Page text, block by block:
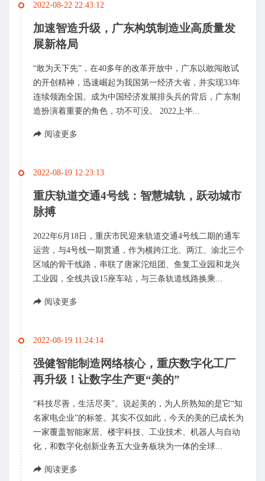
2022-08-22 22:43:12
加速智造升级，广东构筑制造业高质量发
展新格局
“敢为天下先”，在40多年的改革开放中，广东以敢闯敢试
的开创精神，迅速崛起为我国第一经济大省，并实现33年
连续领跑全国。成为中国经济发展排头兵的背后，广东制
造扮演着重要的角色，功不可没。 2022上半...
阅读更多
2022-08-19 12:23:13
重庆轨道交通4号线：智慧城轨，跃动城市
脉搏
2022年6月18日，重庆市民迎来轨道交通4号线二期的通车
运营，与4号线一期贯通，作为横跨江北、两江、渝北三个
区域的骨干线路，串联了唐家沱组团、鱼复工业园和龙兴
工业园，全线共设15座车站，与三条轨道线路换乘...
阅读更多
2022-08-19 11:24:14
强健智能制造网络核心，重庆数字化工厂
再升级！让数字生产更“美的”
“科技尽善，生活尽美”。说起美的，为人所熟知的是它“知
名家电企业”的标签。其实不仅如此，今天的美的已成长为
一家覆盖智能家居、楼宇科技、工业技术、机器人与自动
化，和数字化创新业务五大业务板块为一体的全球...
阅读更多